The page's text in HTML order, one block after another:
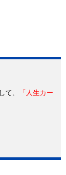
て、
「人生カー